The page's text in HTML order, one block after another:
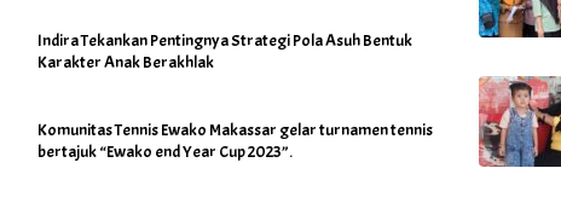
Indira Tekankan Pentingnya Strategi Pola Asuh Bentuk
Karakter Anak Berakhlak
Komunitas Tennis Ewako Makassar gelar turnamen tennis
bertajuk “Ewako end Year Cup 2023”.